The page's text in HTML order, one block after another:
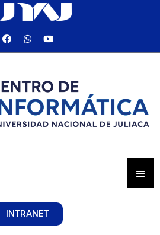
INTRANET